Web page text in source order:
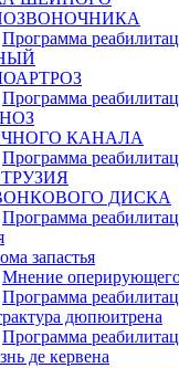
Программа
Программа
КАНАЛА
Программа
ДИСКА
Программа
запастья
Мнение
Программа
дюпюитрена
Программа
де кервена